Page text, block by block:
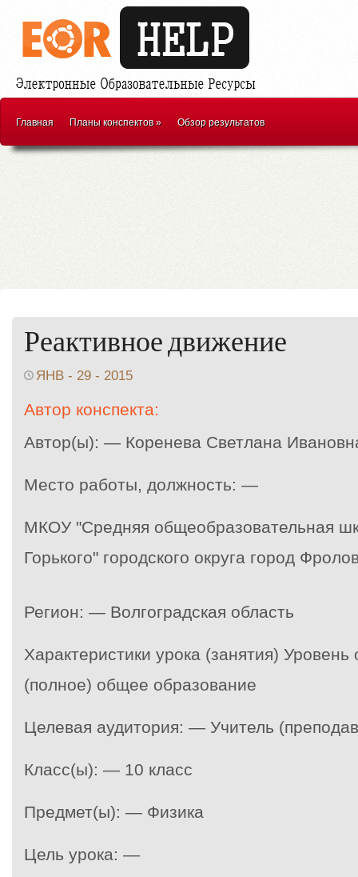
Главная Планы конспектов» Обзор результатов
Реактивное движение
ЯНВ - 29 - 2015
Автор конспекта:
Автор(ы): — Коренева Светлана
Место работы, должность: —
МКОУ "Средняя общеобразовательная
Горького" городского округа город
Регион: — Волгоградская область
Характеристики урока (занятия)
(полное) общее образование
Целевая аудитория: — Учитель
Класс(ы): — 10 класс
Предмет(ы): — Физика
Цель урока: —